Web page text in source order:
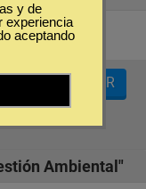
FILTRAR
Ambiental"
y de
experiencia
aceptando